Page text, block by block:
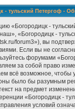
- тульский Петергоф -
«Богородицк -
«Богородицк -
forum3»), вы
Если вы не
форумами
за собой право
всё возможное, чтобы
было бы разумным
на предмет
«Богородицк -
условий